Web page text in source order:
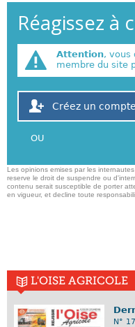
Réagissez à
Attention, vous
membre du site
Créez un compte
OU
Les opinions emises par les
reserve le droit de suspendre ou
contenu serait susceptible de porter
en vigueur, et decline toute
L'OISE AGRICOLE
N°